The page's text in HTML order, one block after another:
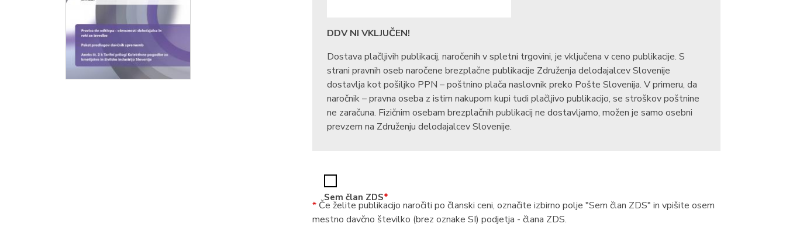
DDV NI VKLJUČEN!
Dostava plačljivih publikacij, naročenih v spletni trgovini, je vključena v ceno publikacije. S
strani pravnih oseb naročene brezplačne publikacije Združenja delodajalcev Slovenije
dostavlja kot pošiljko PPN – poštnino plača naslovnik preko Pošte Slovenija. V primeru, da
naročnik – pravna oseba z istim nakupom kupi tudi plačljivo publikacijo, se stroškov poštnine
ne zaračuna. Fizičnim osebam brezplačnih publikacij ne dostavljamo, možen je samo osebni
prevzem na Združenju delodajalcev Slovenije.
Sem član ZDS*
* Če želite publikacijo naročiti po članski ceni, označite izbirno polje "Sem član ZDS" in vpišite osem
mestno davčno številko (brez oznake SI) podjetja - člana ZDS.